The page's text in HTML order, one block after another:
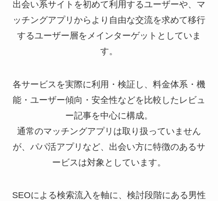
出会い系サイトを初めて利用するユーザーや、マ
ッチングアプリからより自由な交流を求めて移行
するユーザー層をメインターゲットとしていま
す。
各サービスを実際に利用・検証し、料金体系・機
能・ユーザー傾向・安全性などを比較したレビュ
ー記事を中心に構成。
通常のマッチングアプリは取り扱っていません
が、パパ活アプリなど、出会い方に特徴のあるサ
ービスは対象としています。
SEOによる検索流入を軸に、検討段階にある男性